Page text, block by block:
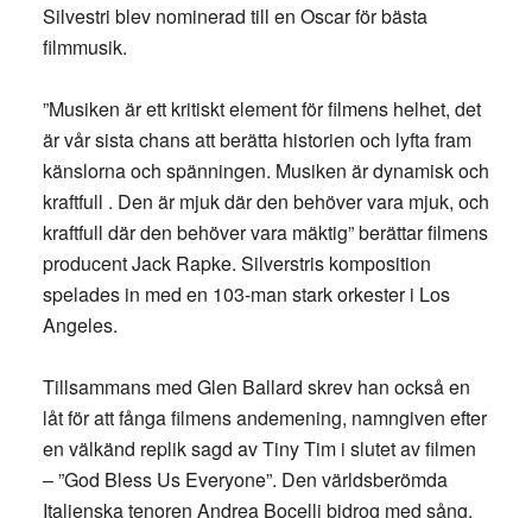
Silvestri blev nominerad till en Oscar för bästa
filmmusik.
”Musiken är ett kritiskt element för filmens helhet, det
är vår sista chans att berätta historien och lyfta fram
känslorna och spänningen. Musiken är dynamisk och
kraftfull . Den är mjuk där den behöver vara mjuk, och
kraftfull där den behöver vara mäktig” berättar filmens
producent Jack Rapke. Silverstris komposition
spelades in med en 103-man stark orkester i Los
Angeles.
Tillsammans med Glen Ballard skrev han också en
låt för att fånga filmens andemening, namngiven efter
en välkänd replik sagd av Tiny Tim i slutet av filmen
– ”God Bless Us Everyone”. Den världsberömda
Italienska tenoren Andrea Bocelli bidrog med sång.